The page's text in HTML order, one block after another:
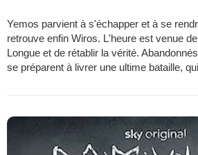
Yemos parvient à s'échapper et à se
retrouve enfin Wiros. L'heure est venue
Longue et de rétablir la vérité.
se préparent à livrer une ultime bataille,